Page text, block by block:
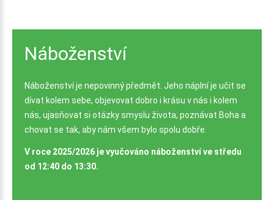
Náboženství
Náboženství je nepovinný předmět. Jeho náplní je učit se
dívat kolem sebe, objevovat dobro i krásu v nás i kolem
nás, ujasňovat si otázky smyslu života, poznávat Boha a
chovat se tak, aby nám všem bylo spolu dobře.
V roce 2025/2026 je vyučováno náboženství ve středu
od 12:40 do 13:30.